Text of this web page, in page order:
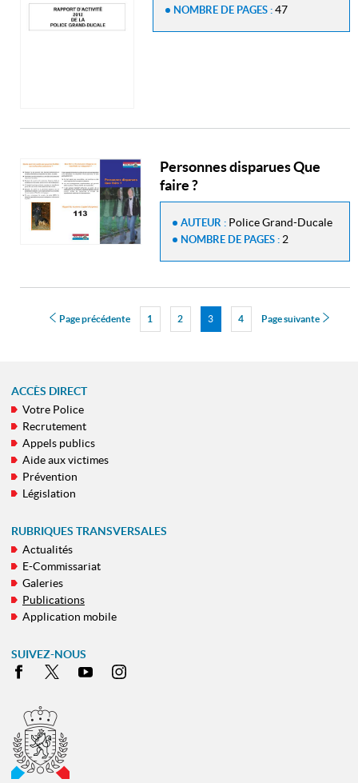
NOMBRE DE PAGES : 47
Personnes disparues Que
faire ?
AUTEUR : Police Grand-Ducale
NOMBRE DE PAGES : 2
Page précédente
Page
1
Page
2 Page
3
Page
4 Page suivante
MENU
DE
NAVIGATION
ACCÈS DIRECT
Votre Police
Recrutement
Appels publics
Aide aux victimes
Prévention
Législation
RUBRIQUES TRANSVERSALES
Actualités
E-Commissariat
Galeries
Publications
Application mobile
SUIVEZ-NOUS
Facebook
X Youtube